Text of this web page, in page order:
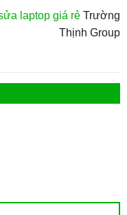
laptop giá rẻ Trường
Thịnh Group